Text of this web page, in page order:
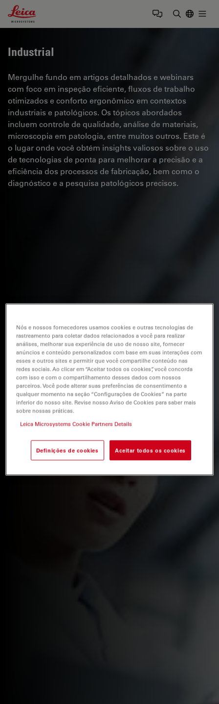
Leica Microsystems Logo
Industrial
Mergulhe fundo em artigos detalhados e webinars
com foco em inspeção eficiente, fluxos de trabalho
otimizados e conforto ergonômico em contextos
industriais e patológicos. Os tópicos abordados
incluem controle de qualidade, análise de materiais,
microscopia em patologia, entre muitos outros. Este é
o lugar onde você obtém insights valiosos sobre o uso
de tecnologias de ponta para melhorar a precisão e a
eficiência dos processos de fabricação, bem como o
diagnóstico e a pesquisa patológicos precisos.
Nós e nossos fornecedores usamos cookies e outras tecnologias de
rastreamento para coletar dados relacionados a você para realizar
análises, melhorar sua experiência de uso de nosso site, fornecer
anúncios e conteúdo personalizados com base em suas interações com
esses e outros sites e permitir que você compartilhe conteúdo nas
redes sociais. Ao clicar em “Aceitar todos os cookies”, você concorda
com isso e com o compartilhamento desses dados com nossos
parceiros. Você pode alterar suas preferências de consentimento a
qualquer momento na seção “Configurações de Cookies” na parte
inferior do nosso site. Revise nosso Aviso de Cookies para saber mais
sobre nossas práticas.
Leica Microsystems Cookie Partners Details
Definições de cookies Aceitar todos os cookies